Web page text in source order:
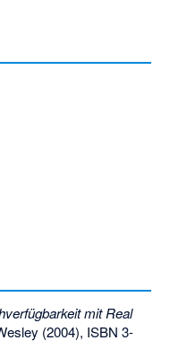
mit Real
(2004), ISBN 3-